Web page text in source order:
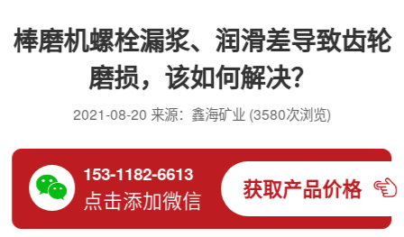
棒磨机螺栓漏浆、润滑差导致齿轮
磨损，该如何解决？
2021-08-20 来源：鑫海矿业 (3580次浏览)
153-1182-6613
点击添加微信 获取产品价格